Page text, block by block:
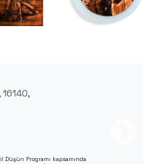
Programı kapsamında